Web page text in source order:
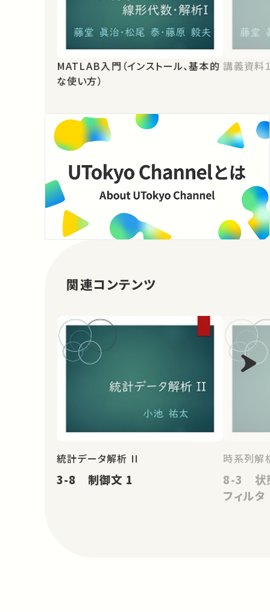
MATLAB入門（インストール、基本的
な使い方）
講義資料
関連コンテンツ
統計データ解析 II
3-8 制御文 1
時系列解
8-3 状
フィルタ